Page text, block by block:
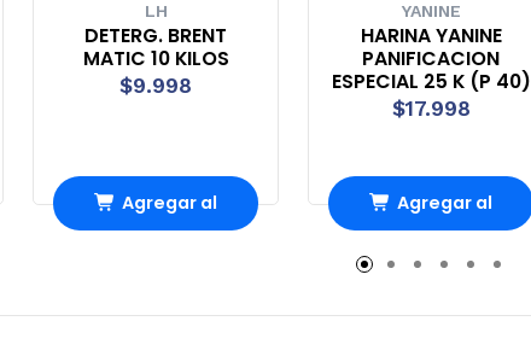
LH
DETERG. BRENT
MATIC 10 KILOS
$9.998
Agregar al
YANINE
HARINA YANINE
PANIFICACION
ESPECIAL 25 K (P 40)
$17.998
Agregar al
carrito